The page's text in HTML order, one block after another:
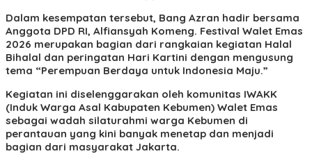
Dalam kesempatan tersebut, Bang Azran hadir bersama
Anggota DPD RI, Alfiansyah Komeng. Festival Walet Emas
2026 merupakan bagian dari rangkaian kegiatan Halal
Bihalal dan peringatan Hari Kartini dengan mengusung
tema “Perempuan Berdaya untuk Indonesia Maju.”
Kegiatan ini diselenggarakan oleh komunitas IWAKK
(Induk Warga Asal Kabupaten Kebumen) Walet Emas
sebagai wadah silaturahmi warga Kebumen di
perantauan yang kini banyak menetap dan menjadi
bagian dari masyarakat Jakarta.